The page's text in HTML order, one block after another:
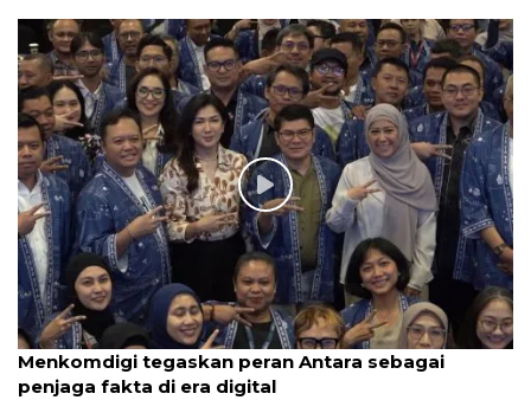
Menkomdigi tegaskan peran Antara sebagai
penjaga fakta di era digital